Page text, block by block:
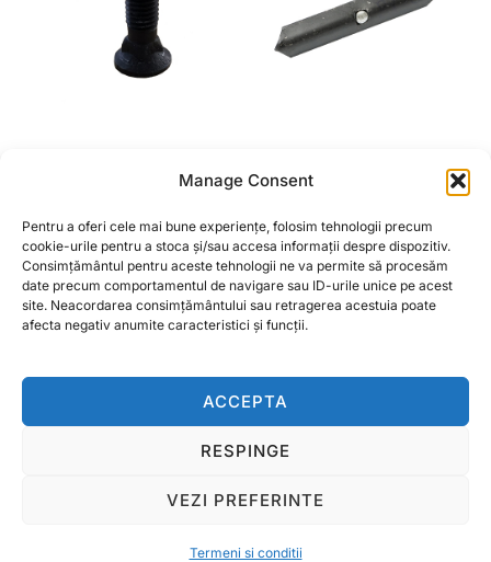
Manage Consent
Pentru a oferi cele mai bune experiențe, folosim tehnologii precum
cookie-urile pentru a stoca și/sau accesa informații despre dispozitiv.
Consimțământul pentru aceste tehnologii ne va permite să procesăm
date precum comportamentul de navigare sau ID-urile unice pe acest
site. Neacordarea consimțământului sau retragerea acestuia poate
afecta negativ anumite caracteristici și funcții.
ACCEPTA
RESPINGE
VEZI PREFERINTE
Termeni si conditii
CUTIT LATERAL CPU
CITEȘTE MAI MULT
215X35X5 PENTRU
6,66lei
CITEȘTE MAI MULT
Copyright © 2026 Ralcom Utilaje Agricole